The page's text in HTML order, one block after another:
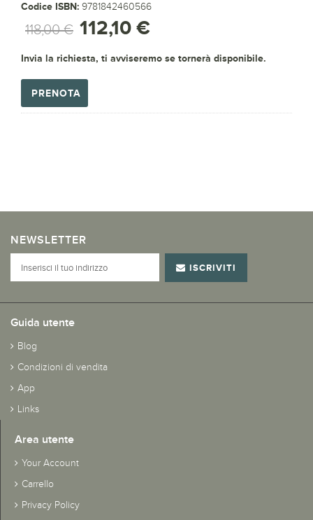
Codice ISBN: 9781842460566
118,00 € 112,10 €
Invia la richiesta, ti avviseremo se tornerà disponibile.
PRENOTA
NEWSLETTER
ISCRIVITI
Guida utente
Blog
Condizioni di vendita
App
Links
Area utente
Your Account
Carrello
Privacy Policy